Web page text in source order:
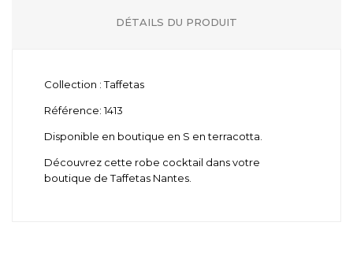
DÉTAILS DU PRODUIT
Collection : Taffetas
Référence: 1413
Disponible en boutique en S en terracotta.
Découvrez cette robe cocktail dans votre
boutique de Taffetas Nantes.